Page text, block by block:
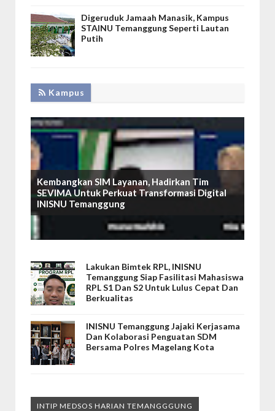
Digeruduk Jamaah Manasik, Kampus
STAINU Temanggung Seperti Lautan
Putih
Kampus
Kembangkan SIM Layanan, Hadirkan Tim
SEVIMA Untuk Perkuat Transformasi Digital
INISNU Temanggung
Lakukan Bimtek RPL, INISNU
Temanggung Siap Fasilitasi Mahasiswa
RPL S1 Dan S2 Untuk Lulus Cepat Dan
Berkualitas
INISNU Temanggung Jajaki Kerjasama
Dan Kolaborasi Penguatan SDM
Bersama Polres Magelang Kota
INTIP MEDSOS HARIAN TEMANGGGUNG